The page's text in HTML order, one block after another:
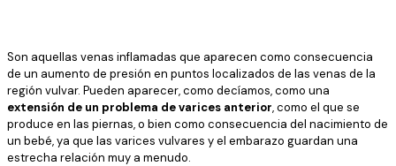
Son aquellas venas inflamadas que aparecen como consecuencia
de un aumento de presión en puntos localizados de las venas de la
región vulvar. Pueden aparecer, como decíamos, como una
extensión de un problema de varices anterior, como el que se
produce en las piernas, o bien como consecuencia del nacimiento de
un bebé, ya que las varices vulvares y el embarazo guardan una
estrecha relación muy a menudo.